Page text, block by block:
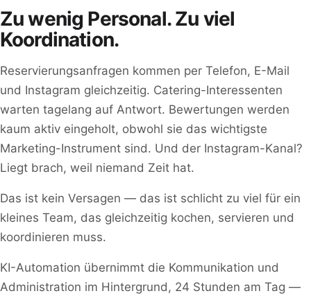
Zu wenig Personal. Zu viel
Koordination.
Reservierungsanfragen kommen per Telefon, E-Mail
und Instagram gleichzeitig. Catering-Interessenten
warten tagelang auf Antwort. Bewertungen werden
kaum aktiv eingeholt, obwohl sie das wichtigste
Marketing-Instrument sind. Und der Instagram-Kanal?
Liegt brach, weil niemand Zeit hat.
Das ist kein Versagen — das ist schlicht zu viel für ein
kleines Team, das gleichzeitig kochen, servieren und
koordinieren muss.
KI-Automation übernimmt die Kommunikation und
Administration im Hintergrund, 24 Stunden am Tag —